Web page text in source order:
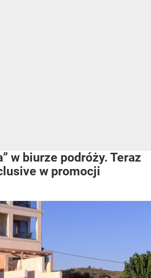
w biurze podróży. Teraz
w promocji